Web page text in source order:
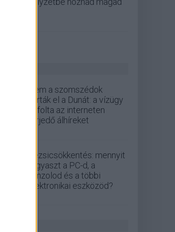
Nem a szomszédok
zárták el a Dunát: a vízügy
cáfolta az interneten
terjedő álhíreket
Rezsicsökkentés: mennyit
fogyaszt a PC-d, a
konzolod és a többi
elektronikai eszközöd?